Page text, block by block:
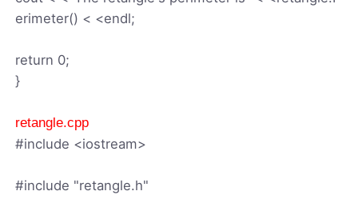
erimeter() < <endl;
return 0;
}
retangle.cpp
#include <iostream>
#include "retangle.h"